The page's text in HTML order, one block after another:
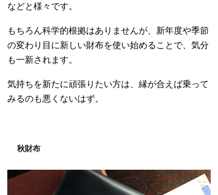
などと様々です。
もちろん科学的根拠はありませんが、新年度や季節
の変わり目に新しい財布を使い始めることで、気分
も一新されます。
気持ちを新たに頑張りたい方は、縁が合えば乗って
みるのも悪くないはず。
秋財布